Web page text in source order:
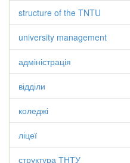
structure of the TNTU
university management
адміністрація
відділи
коледжі
ліцеї
структура ТНТУ